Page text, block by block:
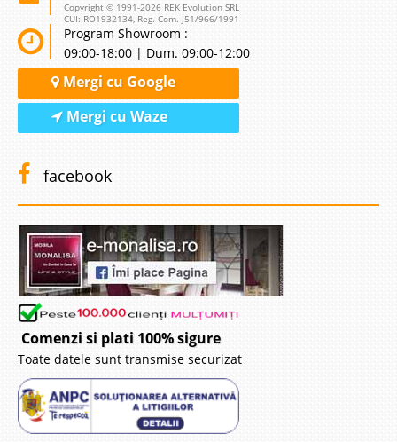
Copyright © 1991-2026 REK Evolution SRL
CUI: RO1932134, Reg. Com. J51/966/1991
Program Showroom :
09:00-18:00 | Dum. 09:00-12:00
Mergi cu Google
Mergi cu Waze
facebook
Comenzi si plati 100% sigure
Toate datele sunt transmise securizat